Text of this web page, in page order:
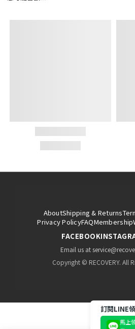
AboutShipping & Returns
Privacy PolicyFAQMembership
FACEBOOK
Email us at
Copyright © RECOVERY. All
馬上